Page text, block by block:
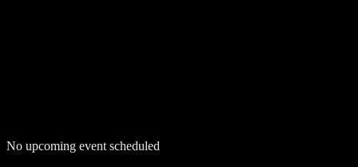
No upcoming event scheduled